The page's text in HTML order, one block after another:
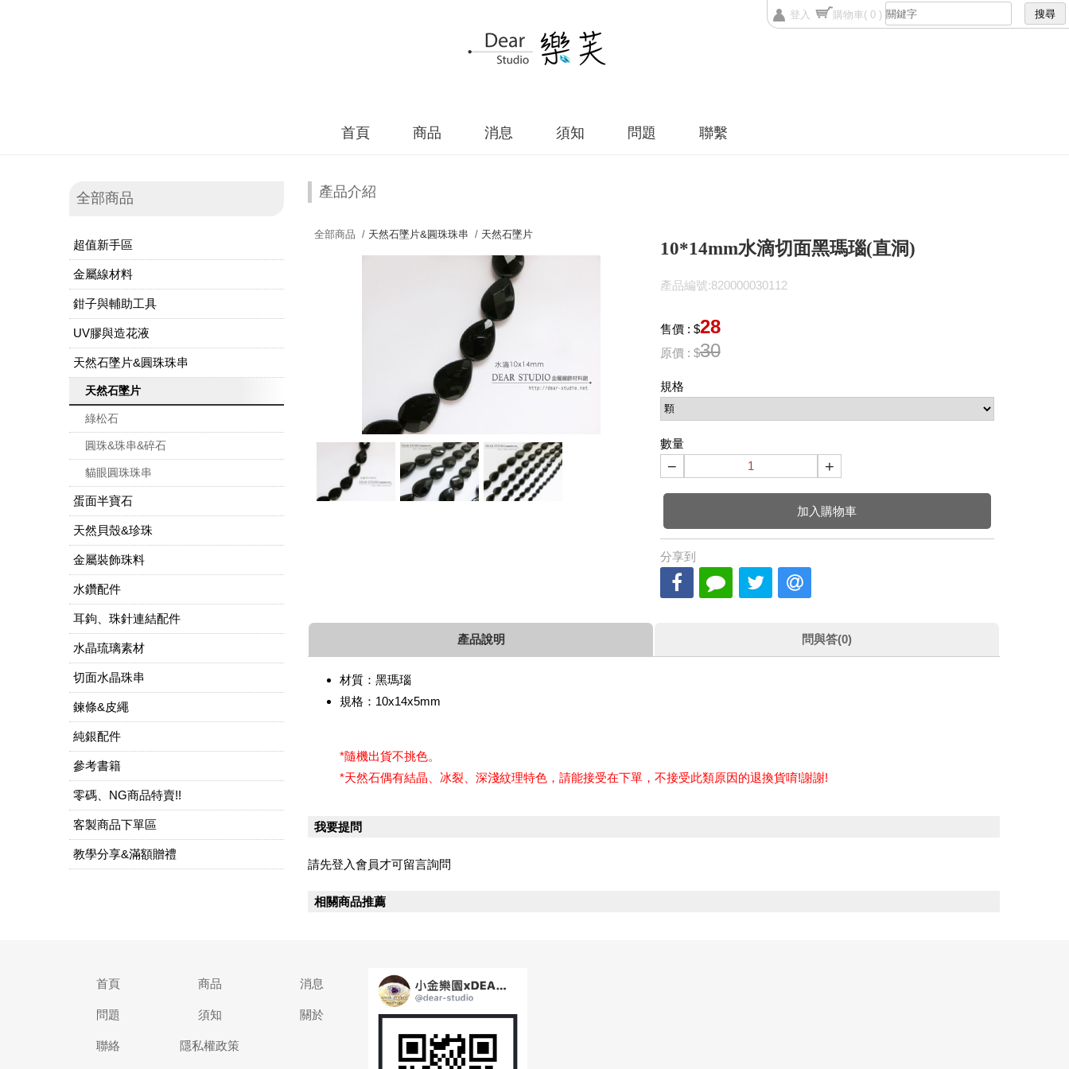
登入 購物車( 0 )
首頁 商品 消息 須知 問題 聯繫
全部商品
超值新手區
金屬線材料
鉗子與輔助工具
UV膠與造花液
天然石墜片&圓珠珠串
天然石墜片
綠松石
圓珠&珠串&碎石
貓眼圓珠珠串
蛋面半寶石
天然貝殼&珍珠
金屬裝飾珠料
水鑽配件
耳鉤、珠針連結配件
水晶琉璃素材
切面水晶珠串
鍊條&皮繩
純銀配件
參考書籍
零碼、NG商品特賣!!
客製商品下單區
教學分享&滿額贈禮
產品介紹
全部商品 / 天然石墜片&圓珠珠串 / 天然石墜片
10*14mm水滴切面黑瑪瑙(直洞)
產品編號:820000030112
售價 : $28
原價 : $30
規格
數量
− +
加入購物車
分享到
產品說明 問與答(0)
材質：黑瑪瑙
規格：10x14x5mm
*隨機出貨不挑色。
*天然石偶有結晶、冰裂、深淺紋理特色，請能接受在下單，不接受此類原因的退換貨唷!謝謝!
我要提問
請先登入會員才可留言詢問
相關商品推薦
首頁 商品 消息
問題 須知 關於
聯絡 隱私權政策